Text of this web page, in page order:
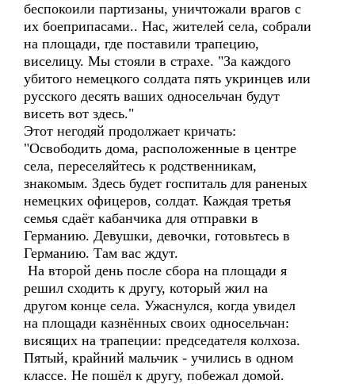
беспокоили партизаны, уничтожали врагов с
их боеприпасами.. Нас, жителей села, собрали
на площади, где поставили трапецию,
виселицу. Мы стояли в страхе. "За каждого
убитого немецкого солдата пять укринцев или
русского десять ваших односельчан будут
висеть вот здесь."
Этот негодяй продолжает кричать:
"Освободить дома, расположенные в центре
села, переселяйтесь к родственникам,
знакомым. Здесь будет госпиталь для раненых
немецких офицеров, солдат. Каждая третья
семья сдаёт кабанчика для отправки в
Германию. Девушки, девочки, готовьтесь в
Германию. Там вас ждут.
На второй день после сбора на площади я
решил сходить к другу, который жил на
другом конце села. Ужаснулся, когда увидел
на площади казнённых своих односельчан:
висящих на трапеции: председателя колхоза.
Пятый, крайний мальчик - учились в одном
классе. Не пошёл к другу, побежал домой.